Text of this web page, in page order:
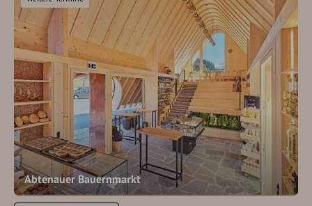
Abtenauer Bauernmarkt